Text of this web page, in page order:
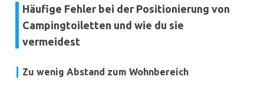
Häufige Fehler bei der Positionierung von
Campingtoiletten und wie du sie
vermeidest
Zu wenig Abstand zum Wohnbereich